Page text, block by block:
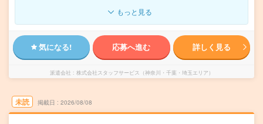
もっと見る
気になる! 応募へ進む 詳しく見る
派遣会社 株式会社スタッフサービス（神奈川・千葉・埼玉エリア）
未読 掲載日 2026/08/08